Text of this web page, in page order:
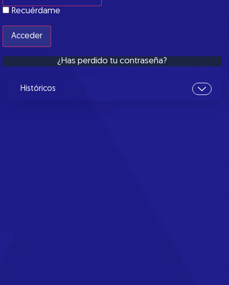
Recuérdame
¿Has perdido tu contraseña?
Históricos